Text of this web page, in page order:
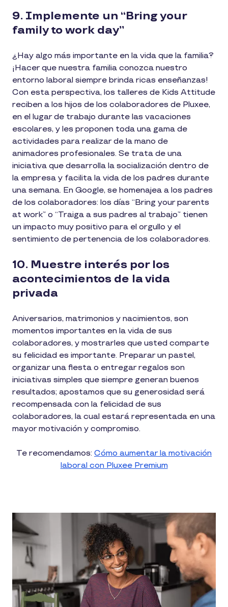
9. Implemente un “Bring your
family to work day”
¿Hay algo más importante en la vida que la familia?
¡Hacer que nuestra familia conozca nuestro
entorno laboral siempre brinda ricas enseñanzas!
Con esta perspectiva, los talleres de Kids Attitude
reciben a los hijos de los colaboradores de Pluxee,
en el lugar de trabajo durante las vacaciones
escolares, y les proponen toda una gama de
actividades para realizar de la mano de
animadores profesionales. Se trata de una
iniciativa que desarrolla la socialización dentro de
la empresa y facilita la vida de los padres durante
una semana. En Google, se homenajea a los padres
de los colaboradores: los días “Bring your parents
at work” o “Traiga a sus padres al trabajo” tienen
un impacto muy positivo para el orgullo y el
sentimiento de pertenencia de los colaboradores.
10. Muestre interés por los
acontecimientos de la vida
privada
Aniversarios, matrimonios y nacimientos, son
momentos importantes en la vida de sus
colaboradores, y mostrarles que usted comparte
su felicidad es importante. Preparar un pastel,
organizar una fiesta o entregar regalos son
iniciativas simples que siempre generan buenos
resultados; apostamos que su generosidad será
recompensada con la felicidad de sus
colaboradores, la cual estará representada en una
mayor motivación y compromiso.
Te recomendamos: Cómo aumentar la motivación
laboral con Pluxee Premium